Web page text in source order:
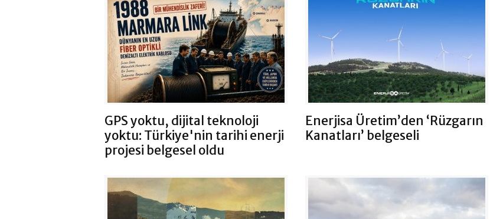
GPS yoktu, dijital teknoloji
yoktu: Türkiye'nin tarihi enerji
projesi belgesel oldu
Enerjisa Üretim’den ‘Rüzgarın
Kanatları’ belgeseli